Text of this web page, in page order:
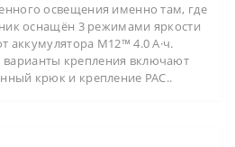
освещения именно там, где
оснащён 3 режимами яркости
аккумулятора M12™ 4.0 А·ч.
крепления включают
крюк и крепление PAC..